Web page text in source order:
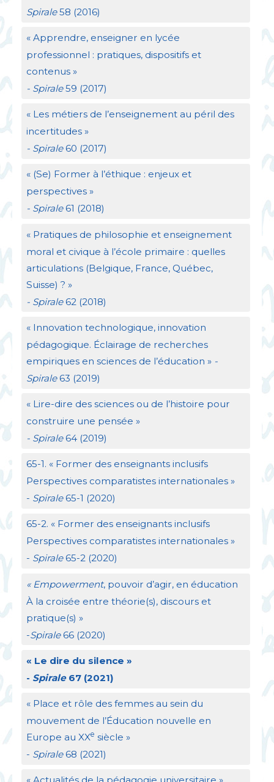
Spirale58 (2016)
« Apprendre, enseigner en lycée
professionnel : pratiques, dispositifs et
contenus »
- Spirale59 (2017)
« Les métiers de l’enseignement au péril des
incertitudes »
- Spirale60 (2017)
« (Se) Former à l’éthique : enjeux et
perspectives »
- Spirale61 (2018)
« Pratiques de philosophie et enseignement
moral et civique à l’école primaire : quelles
articulations (Belgique, France, Québec,
Suisse) ? »
- Spirale62 (2018)
« Innovation technologique, innovation
pédagogique. Éclairage de recherches
empiriques en sciences de l’éducation » -
Spirale63 (2019)
« Lire-dire des sciences ou de l’histoire pour
construire une pensée »
- Spirale64 (2019)
65-1. « Former des enseignants inclusifs
Perspectives comparatistes internationales »
- Spirale65-1 (2020)
65-2. « Former des enseignants inclusifs
Perspectives comparatistes internationales »
- Spirale65-2 (2020)
« Empowerment, pouvoir d’agir, en éducation
À la croisée entre théorie(s), discours et
pratique(s) »
-Spirale66 (2020)
« Le dire du silence »
- Spirale67 (2021)
« Place et rôle des femmes au sein du
mouvement de l’Éducation nouvelle en
Europe au XXe siècle »
- Spirale68 (2021)